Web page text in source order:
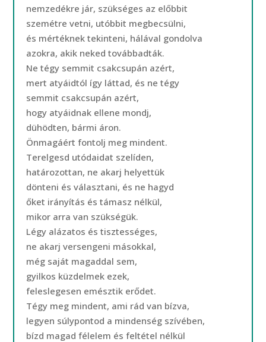
nemzedékre jár, szükséges az előbbit
szemétre vetni, utóbbit megbecsülni,
és mértéknek tekinteni, hálával gondolva
azokra, akik neked továbbadták.
Ne tégy semmit csakcsupán azért,
mert atyáidtól így láttad, és ne tégy
semmit csakcsupán azért,
hogy atyáidnak ellene mondj,
dühödten, bármi áron.
Önmagáért fontolj meg mindent.
Terelgesd utódaidat szelíden,
határozottan, ne akarj helyettük
dönteni és választani, és ne hagyd
őket irányítás és támasz nélkül,
mikor arra van szükségük.
Légy alázatos és tisztességes,
ne akarj versengeni másokkal,
még saját magaddal sem,
gyilkos küzdelmek ezek,
feleslegesen emésztik erődet.
Tégy meg mindent, ami rád van bízva,
legyen súlypontod a mindenség szívében,
bízd magad félelem és feltétel nélkül